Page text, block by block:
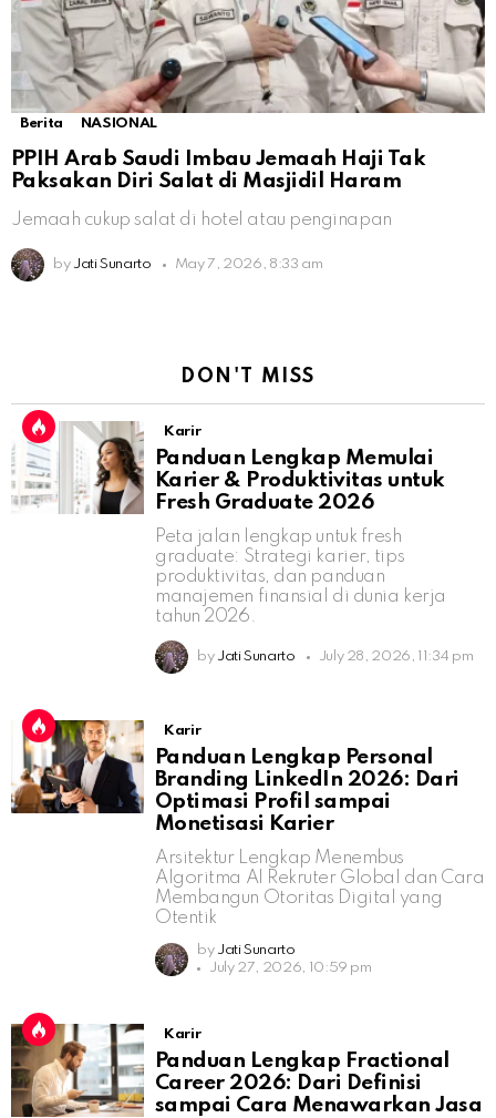
Berita NASIONAL
PPIH Arab Saudi Imbau Jemaah Haji Tak
Paksakan Diri Salat di Masjidil Haram
Jemaah cukup salat di hotel atau penginapan
by Jati Sunarto May 7, 2026, 8:33 am
DON'T MISS
Karir
Panduan Lengkap Memulai
Karier & Produktivitas untuk
Fresh Graduate 2026
Peta jalan lengkap untuk fresh
graduate: Strategi karier, tips
produktivitas, dan panduan
manajemen finansial di dunia kerja
tahun 2026.
by Jati Sunarto July 28, 2026, 11:34 pm
Karir
Panduan Lengkap Personal
Branding LinkedIn 2026: Dari
Optimasi Profil sampai
Monetisasi Karier
Arsitektur Lengkap Menembus
Algoritma AI Rekruter Global dan Cara
Membangun Otoritas Digital yang
Otentik
by Jati Sunarto
July 27, 2026, 10:59 pm
Karir
Panduan Lengkap Fractional
Career 2026: Dari Definisi
sampai Cara Menawarkan Jasa